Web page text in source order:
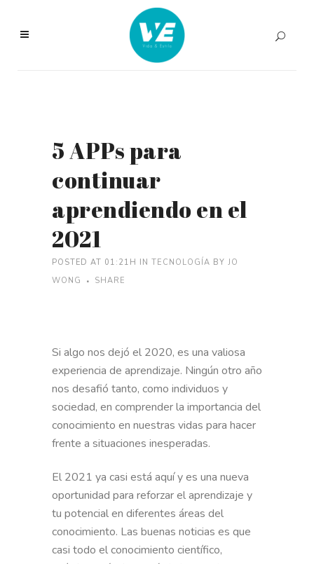
5 APPs para
continuar
aprendiendo en el
2021
POSTED AT 01:21H IN TECNOLOGÍA BY JO
WONG
SHARE
Si algo nos dejó el 2020, es una valiosa
experiencia de aprendizaje. Ningún otro año
nos desafió tanto, como individuos y
sociedad, en comprender la importancia del
conocimiento en nuestras vidas para hacer
frente a situaciones inesperadas.
El 2021 ya casi está aquí y es una nueva
oportunidad para reforzar el aprendizaje y
tu potencial en diferentes áreas del
conocimiento. Las buenas noticias es que
casi todo el conocimiento científico,